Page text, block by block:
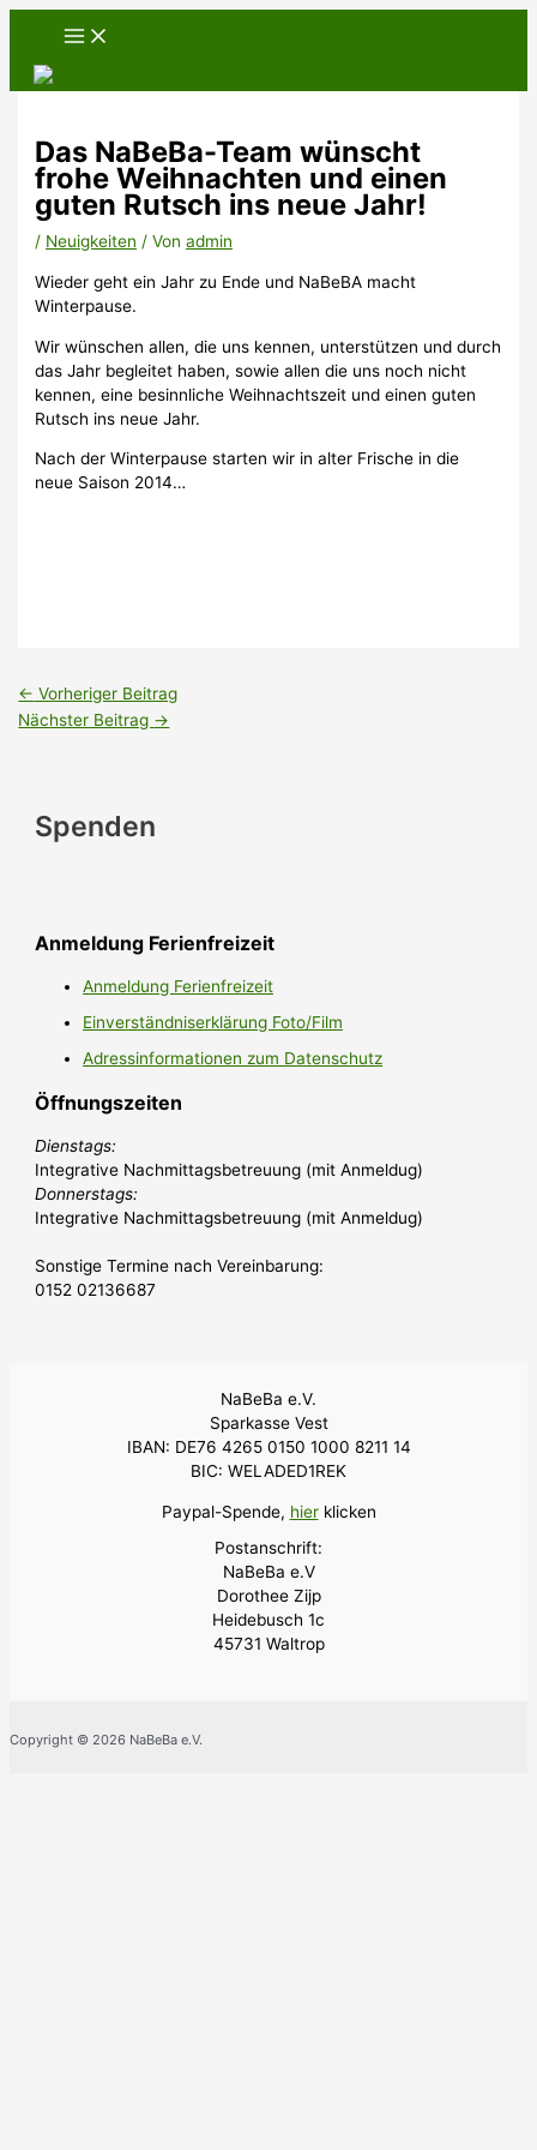
springen
Das NaBeBa-Team wünscht
frohe Weihnachten und einen
guten Rutsch ins neue Jahr!
/ Neuigkeiten / Vonadmin
Wieder geht ein Jahr zu Ende und NaBeBA macht
Winterpause.
Wir wünschen allen, die uns kennen, unterstützen und durch
das Jahr begleitet haben, sowie allen die uns noch nicht
kennen, eine besinnliche Weihnachtszeit und einen guten
Rutsch ins neue Jahr.
Nach der Winterpause starten wir in alter Frische in die
neue Saison 2014…
← Vorheriger Beitrag
Nächster Beitrag →
Spenden
Anmeldung Ferienfreizeit
Anmeldung Ferienfreizeit
Einverständniserklärung Foto/Film
Adressinformationen zum Datenschutz
Öffnungszeiten
Dienstags:
Integrative Nachmittagsbetreuung (mit Anmeldug)
Donnerstags:
Integrative Nachmittagsbetreuung (mit Anmeldug)
Sonstige Termine nach Vereinbarung:
0152 02136687
NaBeBa e.V.
Sparkasse Vest
IBAN: DE76 4265 0150 1000 8211 14
BIC: WELADED1REK
Paypal-Spende, hierklicken
Postanschrift:
NaBeBa e.V
Dorothee Zijp
Heidebusch 1c
45731 Waltrop
Copyright © 2026 NaBeBa e.V.